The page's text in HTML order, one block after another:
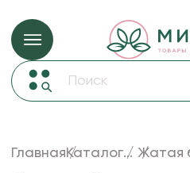
Упаковка для цветов и подарков
ГлавнаяКаталог... Жатая